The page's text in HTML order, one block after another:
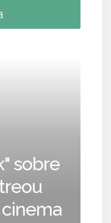
sobre